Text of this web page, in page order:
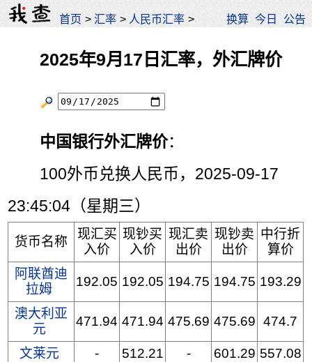
首页 >汇率 > 人民币汇率 > 换算 今日 公告
2025年9月17日汇率，外汇牌价
中国银行外汇牌价：
100外币兑换人民币，2025-09-17
23:45:04（星期三）
货币名称
现汇买
入价
现钞买
入价
现汇卖
出价
现钞卖
出价
中行折
算价
阿联酋迪
拉姆
192.05 192.05 194.75 194.75 193.29
澳大利亚
元
471.94 471.94 475.69 475.69 474.7
文莱元 - 512.21 - 601.29 557.08